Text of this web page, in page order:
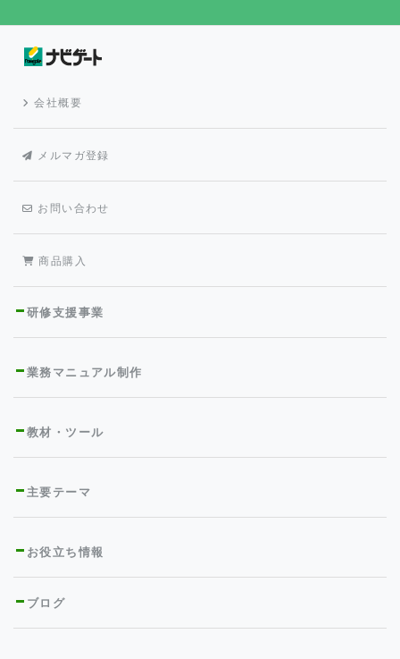
会社概要
メルマガ登録
お問い合わせ
商品購入
研修支援事業
業務マニュアル制作
教材・ツール
主要テーマ
お役立ち情報
ブログ